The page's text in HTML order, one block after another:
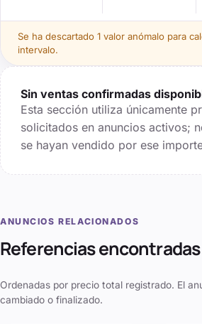
Se ha descartado 1 valor anómalo para
intervalo.
Sin ventas confirmadas
Esta sección utiliza únicamente
solicitados en anuncios activos;
se hayan vendido por ese
ANUNCIOS RELACIONADOS
Referencias encontradas
Ordenadas por precio total registrado. El
cambiado o finalizado.